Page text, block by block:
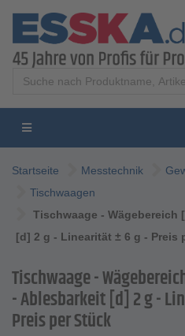
Startseite Messtechnik
Tischwaagen
Tischwaage - Wägebereich
[d] 2 g - Linearität ± 6 g - Preis
Tischwaage -
- Ablesbarkeit [d] 2 g -
Preis per Stück